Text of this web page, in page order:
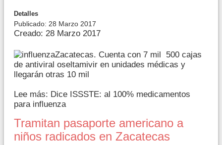
Detalles
Publicado: 28 Marzo 2017
Creado: 28 Marzo 2017
Zacatecas. Cuenta con 7 mil 500 cajas
de antiviral oseltamivir en unidades médicas y
llegarán otras 10 mil
Lee más: Dice ISSSTE: al 100% medicamentos
para influenza
Tramitan pasaporte americano a
niños radicados en Zacatecas